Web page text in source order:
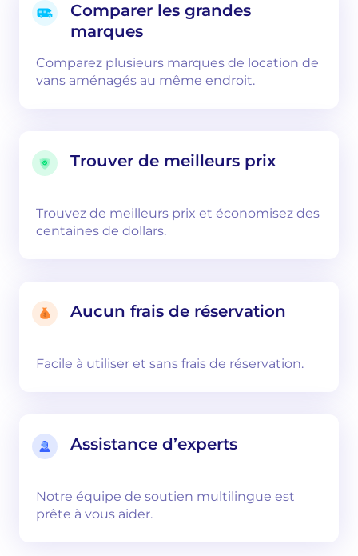
Comparer les grandes
marques
Comparez plusieurs marques de location de
vans aménagés au même endroit.
Trouver de meilleurs prix
Trouvez de meilleurs prix et économisez des
centaines de dollars.
Aucun frais de réservation
Facile à utiliser et sans frais de réservation.
Assistance d’experts
Notre équipe de soutien multilingue est
prête à vous aider.